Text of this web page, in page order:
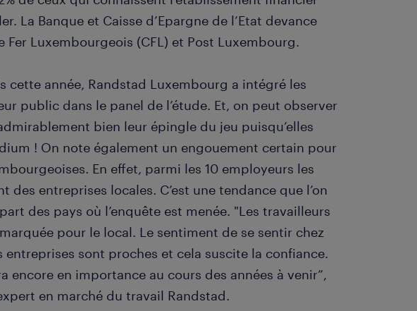
La Banque et Caisse d’Epargne de l’Etat devance
Fer Luxembourgeois (CFL) et Post Luxembourg.
cette année, Randstad Luxembourg a intégré les
public dans le panel de l’étude. Et, on peut observer
bien leur épingle du jeu puisqu’elles
! On note également un engouement certain pour
En effet, parmi les 10 employeurs les
des entreprises locales. C’est une tendance que l’on
des pays où l’enquête est menée. "Les travailleurs
pour le local. Le sentiment de se sentir chez
entreprises sont proches et cela suscite la confiance.
encore en importance au cours des années à venir”,
en marché du travail Randstad.